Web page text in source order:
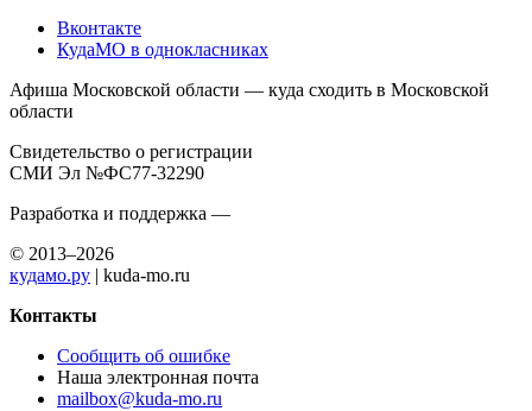
Вконтакте
КудаМО в однокласниках
Афиша Московской области — куда сходить в Московской
области
Свидетельство о регистрации
СМИ Эл №ФС77-32290
Разработка и поддержка —
© 2013–2026
кудамо.ру | kuda-mo.ru
Контакты
Сообщить об ошибке
Наша электронная почта
mailbox@kuda-mo.ru